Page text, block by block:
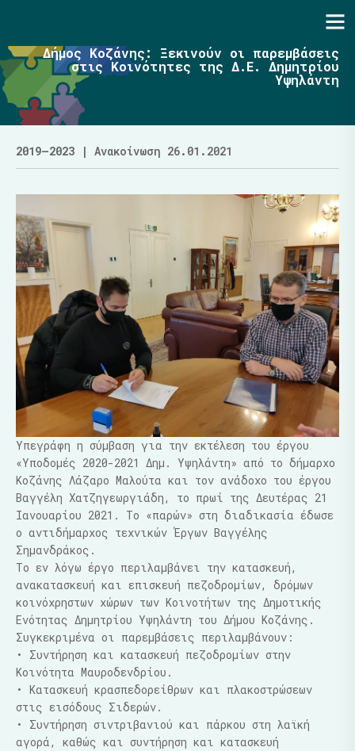
Δήμος Κοζάνης: Ξεκινούν οι παρεμβάσεις
στις Κοινότητες της Δ.Ε. Δημητρίου
Υψηλάντη
2019–2023 | Ανακοίνωση 26.01.2021
Υπεγράφη η σύμβαση για την εκτέλεση του έργου
«Υποδομές 2020-2021 Δημ. Υψηλάντη» από το δήμαρχο
Κοζάνης Λάζαρο Μαλούτα και τον ανάδοχο του έργου
Βαγγέλη Χατζηγεωργιάδη, το πρωί της Δευτέρας 21
Ιανουαρίου 2021. Το «παρών» στη διαδικασία έδωσε
ο αντιδήμαρχος τεχνικών Έργων Βαγγέλης
Σημανδράκος.
Το εν λόγω έργο περιλαμβάνει την κατασκευή,
ανακατασκευή και επισκευή πεζοδρομίων, δρόμων
κοινόχρηστων χώρων των Κοινοτήτων της Δημοτικής
Ενότητας Δημητρίου Υψηλάντη του Δήμου Κοζάνης.
Συγκεκριμένα οι παρεμβάσεις περιλαμβάνουν:
• Συντήρηση και κατασκευή πεζοδρομίων στην
Κοινότητα Μαυροδενδρίου.
• Κατασκευή κρασπεδορείθρων και πλακοστρώσεων
στις εισόδους Σιδερών.
• Συντήρηση σιντριβανιού και πάρκου στη λαϊκή
αγορά, καθώς και συντήρηση και κατασκευή